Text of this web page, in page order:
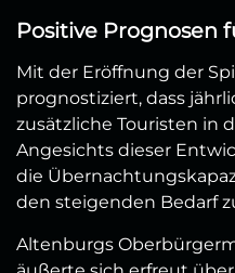
Positive Prognosen
Mit der Eröffnung der
prognostiziert, dass
zusätzliche Touristen in
Angesichts dieser
die
den steigenden Bedarf
Altenburgs